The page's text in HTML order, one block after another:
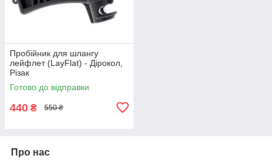
Пробійник для шлангу
лейфлет (LayFlat) - Дірокол,
Різак
Готово до відправки
440 ₴ 550 ₴
Про нас